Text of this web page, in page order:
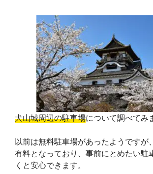
犬山城周辺の駐車場について調べてみ
以前は無料駐車場があったようですが
有料となっており、事前にとめたい駐
くと安心できます。